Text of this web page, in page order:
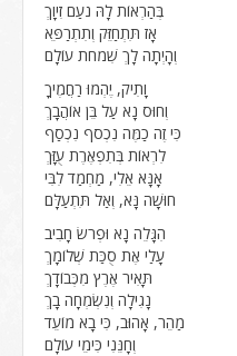
בְּהַרְאוֹת לָהּ נֹעַם זִיוָךְ
אָז תִּתְחַזֵּק וְתִתְרַפֵּא
וְהָיְתָה לָךְ שִׁמחת עוֹלָם
וָתִיק, יֶהְמוּ רַחֲמֶיךָ
וְחוּס נָא עַל בֵּן אוֹהֲבָךְ
כִּי זֶה כַמֶּה נִכְסֹף נִכְסַף
לִרְאוֹת בְּתִפְאֶרֶת עֻזָּךְ
אָנָּא אֵלִי, מַחְמַד לִבִּי
חוּשָׁה נָּא, וְאַל תִּתְעַלָּם
הִגָּלֵה נָא וּפְרֹשׂ חָבִיב
עָלַי אֶת סֻכַּת שְׁלוֹמָךְ
תָּאִיר אֶרֶץ מִכְּבוֹדָךְ
נָגִילָה וְנִשְׂמְחָה בָךְ
מַהֵר, אָהוּב, כִּי בָא מוֹעֵד
וְחָנֵּנִי כִּימֵי עוֹלָם